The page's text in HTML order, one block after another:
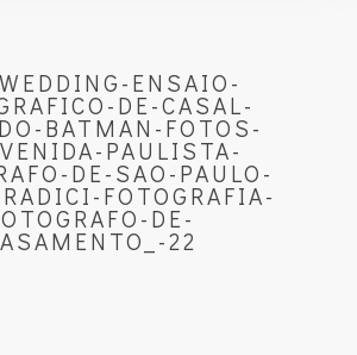
ENSAIO-
DE-CASAL-
BATMAN-FOTOS-
PAULISTA-
DE-SAO-PAULO-
FOTOGRAFIA-
DE-
22